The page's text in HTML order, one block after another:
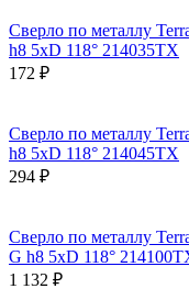
Сверло по металлу
h8 5xD 118° 214035TX
172 ₽
Сверло по металлу
h8 5xD 118° 214045TX
294 ₽
Сверло по металлу
G h8 5xD 118°
1 132 ₽